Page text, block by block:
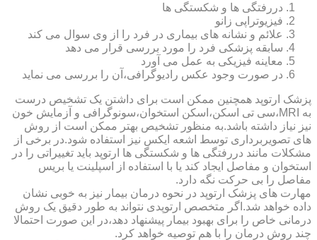
دررفتگی ها و شکستگی ها
فیزیوتراپی زانو
علائم و نشانه های بیماری در فرد را از وی سوال می کند
سابقه پزشکی فرد را مورد بررسی قرار می دهد
معاینه فیزیکی به عمل می آورد
در صورت وجود عکس رادیوگرافی،آن را بررسی می‎ نماید
پزشک ارتوپد همچنین ممکن است برای داشتن یک تشخیص درست
به MRI،سی تی اسکن،اسکن استخوان،سونوگرافی و آزمایش خون
نیز نیاز داشته باشد.به منظور تشخیص بهتر ممکن است از روش
های تصویربرداری توسط اشعه ایکس نیز استفاده شود.در برخی از
مشکلات مانند دررفتگی ها و شکستگی ها ارتوپد باید تغییراتی را در
استخوان و مفاصل ایجاد کند یا با استفاده از اسپلینت یا بریس
مفاصل را بی حرکت نگه دارد.
مهارت های پزشک ارتوپد در نحوه درمان بیمار نیز به خوبی نشان
داده خواهد شد.اگر متخصص ارتوپدی نتواند به طور دقیق یک روش
درمانی خاص را برای بهبود بیمار پیشنهاد دهد،در این صورت احتمالا
چند روش درمان را با هم توصیه خواهد کرد.